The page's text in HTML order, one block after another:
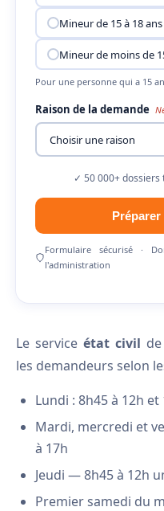
Mineur de 15 à 18 ans
Mineur de moins de
Pour une personne qui a 15
Raison de la demande
✓ 50 000+
Formulaire sécurisé ·
l'administration
Le service état civil
les demandeurs selon
Lundi : 8h45 à 12h et
Mardi, mercredi et
à 17h
Jeudi — 8h45 à 12h
Premier samedi du